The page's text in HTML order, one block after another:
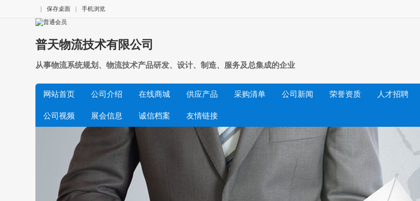
保存桌面 手机浏览
普天物流技术有限公司
从事物流系统规划、物流技术产品研发、设计、制造、服务及总集成的企业
网站首页 公司介绍 在线商城 供应产品 采购清单 公司新闻 荣誉资质 人才招聘
公司视频 展会信息 诚信档案 友情链接